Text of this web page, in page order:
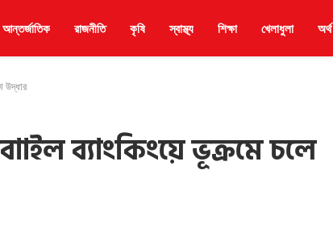
আন্তর্জাতিক রাজনীতি কৃষি স্বাস্থ্য শিক্ষা খেলাধুলা
উদ্ধার
ব্যাংকিংয়ে ভূক্রমে চলে